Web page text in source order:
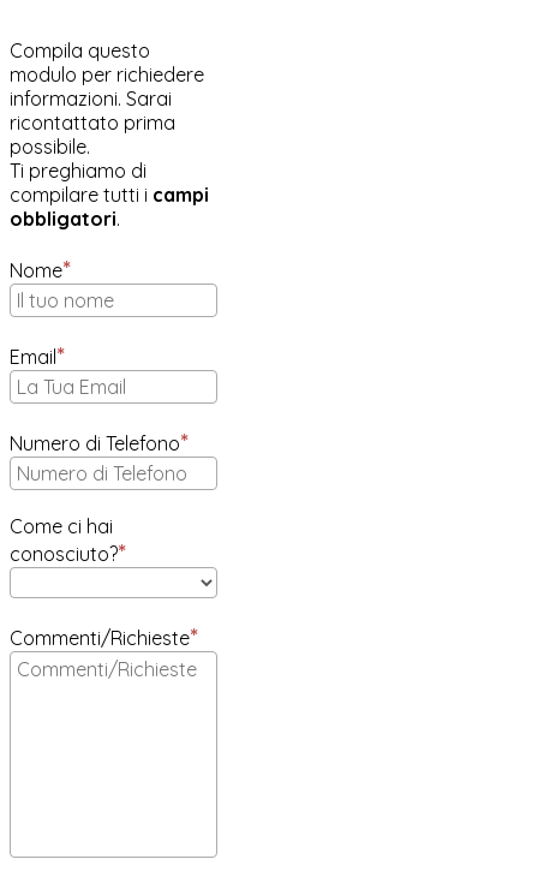
Compila questo
modulo per richiedere
informazioni. Sarai
ricontattato prima
possibile.
Ti preghiamo di
compilare tutti i campi
obbligatori.
Nome
Email
Numero di Telefono
Come ci hai
conosciuto?
Commenti/Richieste